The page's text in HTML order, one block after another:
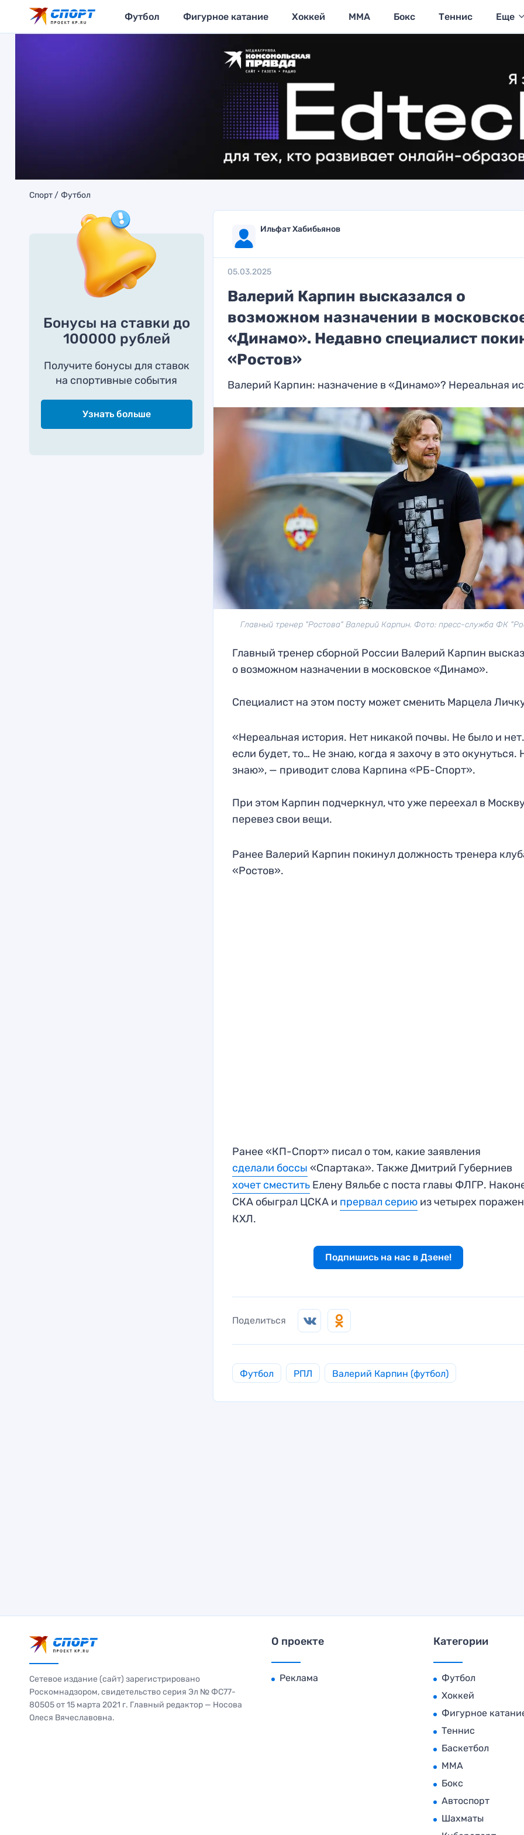
Футбол Фигурное катание Хоккей MMA Бокс Теннис Еще
Спорт Футбол
Бонусы на ставки до
100000 рублей
Получите бонусы для ставок
на спортивные события
Узнать больше
Ильфат Хабибьянов
05.03.2025
Валерий Карпин высказался о
возможном назначении в
«Динамо». Недавно специалист
«Ростов»
Валерий Карпин: назначение в «Динамо»? Нереальная
Главный тренер "Ростова" Валерий Карпин. Фото: пресс-служба ФК
Главный тренер сборной России Валерий Карпин
о возможном назначении в московское «Динамо».
Специалист на этом посту может сменить Марцела
«Нереальная история. Нет никакой почвы. Не было и
если будет, то… Не знаю, когда я захочу в это окунуться.
знаю», — приводит слова Карпина «РБ-Спорт».
При этом Карпин подчеркнул, что уже переехал в
перевез свои вещи.
Ранее Валерий Карпин покинул должность тренера
«Ростов».
Ранее «КП-Спорт» писал о том, какие заявления
сделали боссы «Спартака». Также Дмитрий Губерниев
хочет сместить Елену Вяльбе с поста главы ФЛГР.
СКА обыграл ЦСКА и прервал серию из четырех
КХЛ.
Подпишись на нас в Дзене!
Поделиться
Футбол РПЛ Валерий Карпин (футбол)
Сетевое издание (сайт) зарегистрировано
Роскомнадзором, свидетельство серия Эл № ФС77-
80505 от 15 марта 2021 г. Главный редактор — Носова
Олеся Вячеславовна.
О проекте
Реклама
Категории
Футбол
Хоккей
Фигурное
Теннис
Баскетбол
MMA
Бокс
Автоспорт
Шахматы